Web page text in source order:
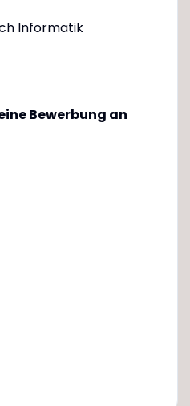
Informatik
Bewerbung an